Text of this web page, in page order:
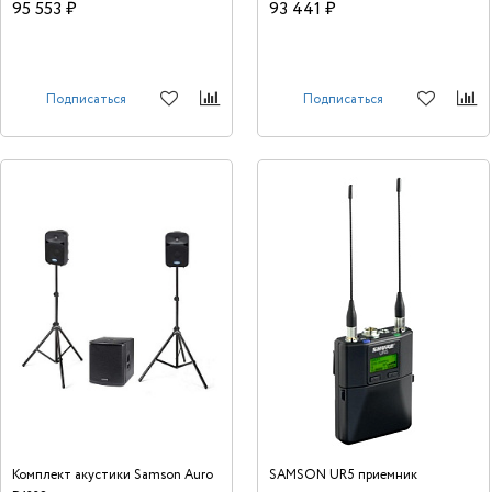
прекрасно подходит для
95 553 ₽
Подписаться
требующих исключительного звука и
93 441 ₽
Подписаться
Комплект акустики Samson Auro
SAMSON UR5 приемник